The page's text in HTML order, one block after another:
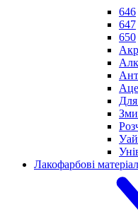
646
647
650
Для
Лакофарбові